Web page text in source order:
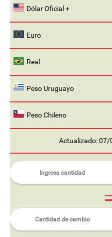
Dólar Oficial +
Euro
Real
Peso Uruguayo
Peso Chileno
Actualizado: 07/